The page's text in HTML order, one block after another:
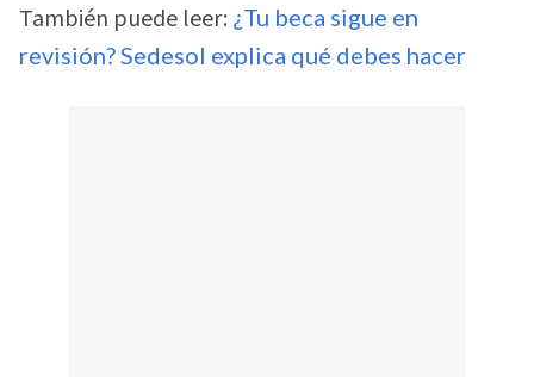
También puede leer: ¿Tu beca sigue en
revisión? Sedesol explica qué debes hacer